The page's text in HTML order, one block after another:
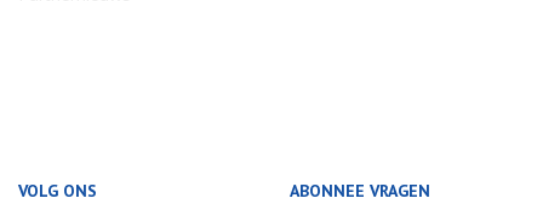
VOLG ONS ABONNEE VRAGEN